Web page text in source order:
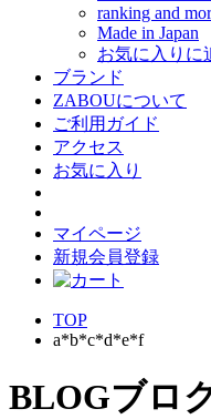
ranking and
Made in Japan
お気に入りに
ブランド
ZABOUについて
ご利用ガイド
アクセス
お気に入り
マイページ
新規会員登録
TOP
a*b*c*d*e*f
BLOGブロ